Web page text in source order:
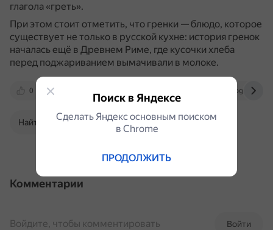
глагола «греть».
При этом стоит отметить, что гренки — блюдо, которое
существует не только в русской кухне: история гренок
началась ещё в Древнем Риме, где кусочки хлеба
перед поджариванием вымачивали в молоке.
0 stalker-blog.ru
Найти в Поиске
Комментарии
Войти
Войдите, чтобы комментировать
Поиск в Яндексе
Сделать Яндекс основным поиском
в Сhrome
ПРОДОЛЖИТЬ